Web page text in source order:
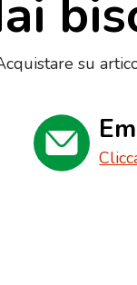
su